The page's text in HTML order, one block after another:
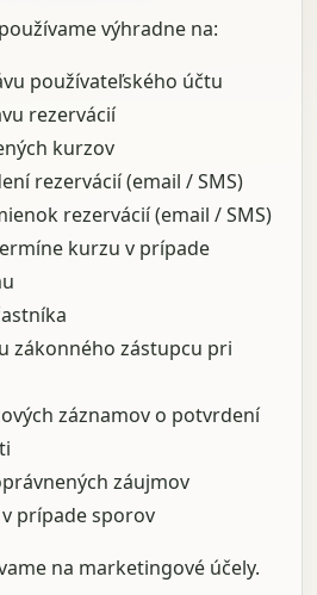
výhradne na:
používateľského účtu
rezervácií
kurzov
rezervácií (email / SMS)
rezervácií (email / SMS)
kurzu v prípade
zákonného zástupcu pri
záznamov o potvrdení
záujmov
prípade sporov
na marketingové účely.